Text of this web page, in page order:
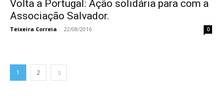
Volta a Portugal: Ação solidária para com a
Associação Salvador.
Teixeira Correia - 22/08/2016 0
1 2